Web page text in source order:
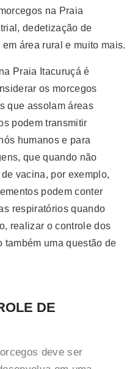
na Praia
dedetização de
área rural e muito mais.
Praia Itacuruçá é
os morcegos
que assolam áreas
podem transmitir
humanos e para
que quando não
vacina, por exemplo,
podem conter
respiratórios quando
realizar o controle dos
também uma questão de
DE
deve ser